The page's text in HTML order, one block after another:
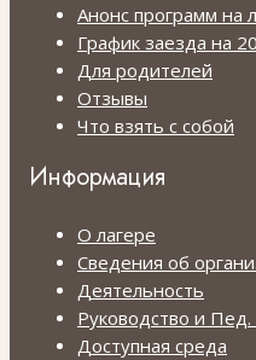
Анонс программ на
График заезда на
Для родителей
Отзывы
Что взять с собой
Информация
О лагере
Сведения об
Деятельность
Руководство и Пед.
Доступная среда